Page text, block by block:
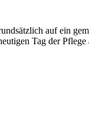
auf ein
Tag der